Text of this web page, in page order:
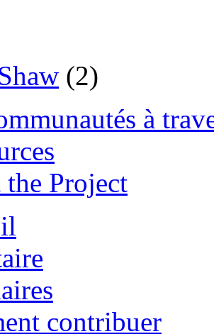
(2)
à
Project
contribuer